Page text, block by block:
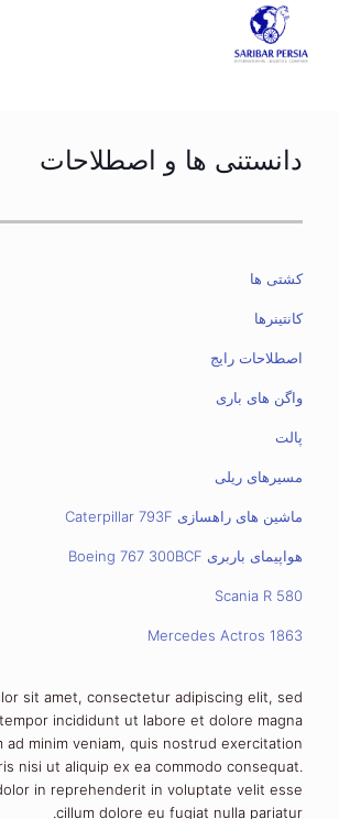
دانستنی ها و اصطلاحات
کشتی ها
کانتینرها
اصطلاحات رایج
واگن های باری
پالت
مسیرهای ریلی
ماشین های راهسازی Caterpillar 793F
هواپیمای باربری Boeing 767 300BCF
Scania R 580
Mercedes Actros 1863
sit amet, consectetur adipiscing elit, sed
incididunt ut labore et dolore magna
ad minim veniam, quis nostrud exercitation
nisi ut aliquip ex ea commodo consequat.
in reprehenderit in voluptate velit esse
cillum dolore eu fugiat nulla pariatur.